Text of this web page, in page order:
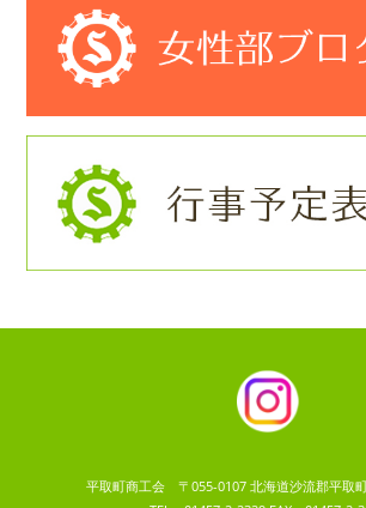
平取町商工会 〒055-0107 北海道沙流郡平取